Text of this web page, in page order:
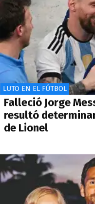
LUTO EN EL FÚTBOL
Falleció Jorge
resultó
de Lionel